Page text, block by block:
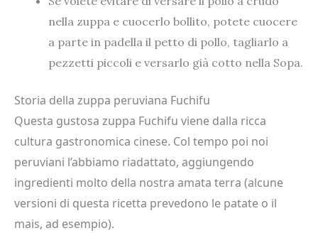
nella zuppa e cuocerlo bollito, potete cuocere
a parte in padella il petto di pollo, tagliarlo a
pezzetti piccoli e versarlo già cotto nella Sopa.
Storia della zuppa peruviana Fuchifu
Questa gustosa zuppa Fuchifu viene dalla ricca
cultura gastronomica cinese. Col tempo poi noi
peruviani l’abbiamo riadattato, aggiungendo
ingredienti molto della nostra amata terra (alcune
versioni di questa ricetta prevedono le patate o il
mais, ad esempio).